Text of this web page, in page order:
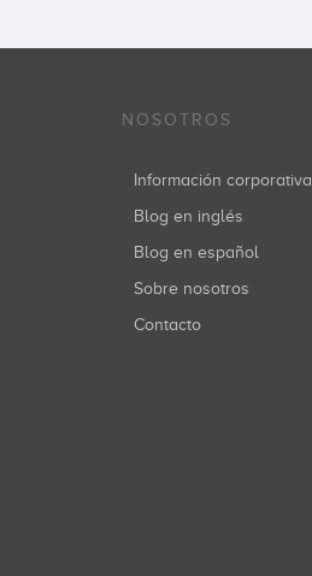
NOSOTROS
Información corporativa
Blog en inglés
Blog en español
Sobre nosotros
Contacto